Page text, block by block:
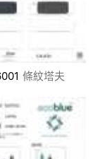
條紋塔夫